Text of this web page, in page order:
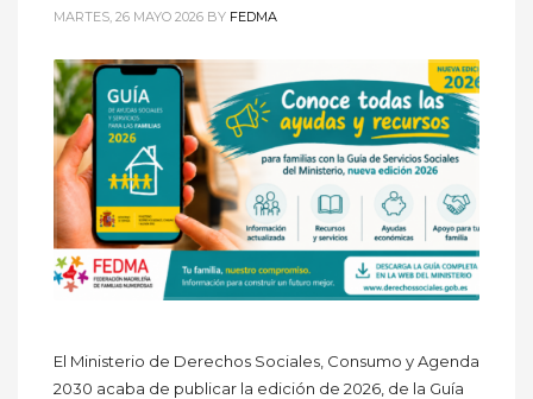
MARTES, 26 MAYO 2026 BY FEDMA
El Ministerio de Derechos Sociales, Consumo y Agenda
2030 acaba de publicar la edición de 2026, de la Guía